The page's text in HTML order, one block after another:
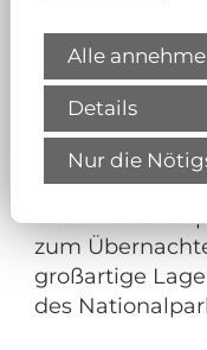
Erleben Sie
einer der
Deutschlands
Unsere
Unterkünfte
Groß nicht nur
zum
großartige
des
Alle
Details
Nur die